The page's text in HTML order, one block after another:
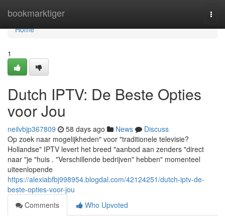
bookmarktiger
Home
Home
1
Dutch IPTV: De Beste Opties
voor Jou
neilvbjp367809 58 days ago News
Discuss
Op zoek naar mogelijkheden" voor "traditionele televisie?
Hollandse" IPTV levert het breed "aanbod aan zenders "direct
naar "je "huis . "Verschillende bedrijven" hebben" momenteel
uiteenlopende
https://alexiabfbj998954.blogdal.com/42124251/dutch-iptv-de-
beste-opties-voor-jou
Comments
Who Upvoted